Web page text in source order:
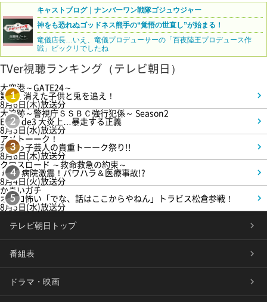
キャストブログ｜ナンバーワン戦隊ゴジュウジャー
神をも恐れぬゴッドネス熊手の“覚悟の世直し”が始まる！
竜儀店長…いえ、竜儀プロデューサーの「百夜陸王プロデュース作
戦」ビックリでしたね
TVer視聴ランキング（テレビ朝日）
1
大空港～GATE24～
第3話 消えた子供と兎を追え！
8月6日(木)放送分
2
大追跡～警視庁ＳＳＢＣ強行犯係～ Season2
Episode3 大炎上…暴走する正義
8月5日(水)放送分
3
アメトーーク！
売れっ子芸人の貴重トーーク祭り!!
8月6日(木)放送分
4
クロスロード ～救命救急の約束～
＃5 病院激震！パワハラ＆医療事故!?
8月4日(火)放送分
5
かまいガチ
オモロ怖い「でな、話はここからやねん」トラビス松倉参戦！
8月5日(水)放送分
テレビ朝日トップ
番組表
ドラマ・映画